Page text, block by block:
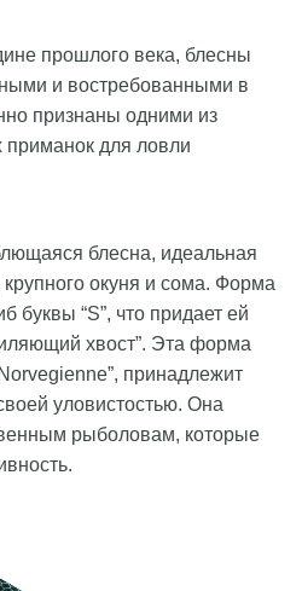
прошлого века, блесны
и востребованными в
признаны одними из
для ловли
блесна, идеальная
окуня и сома. Форма
буквы “S”, что придает ей
хвост”. Эта форма
принадлежит
уловистостью. Она
рыболовам, которые